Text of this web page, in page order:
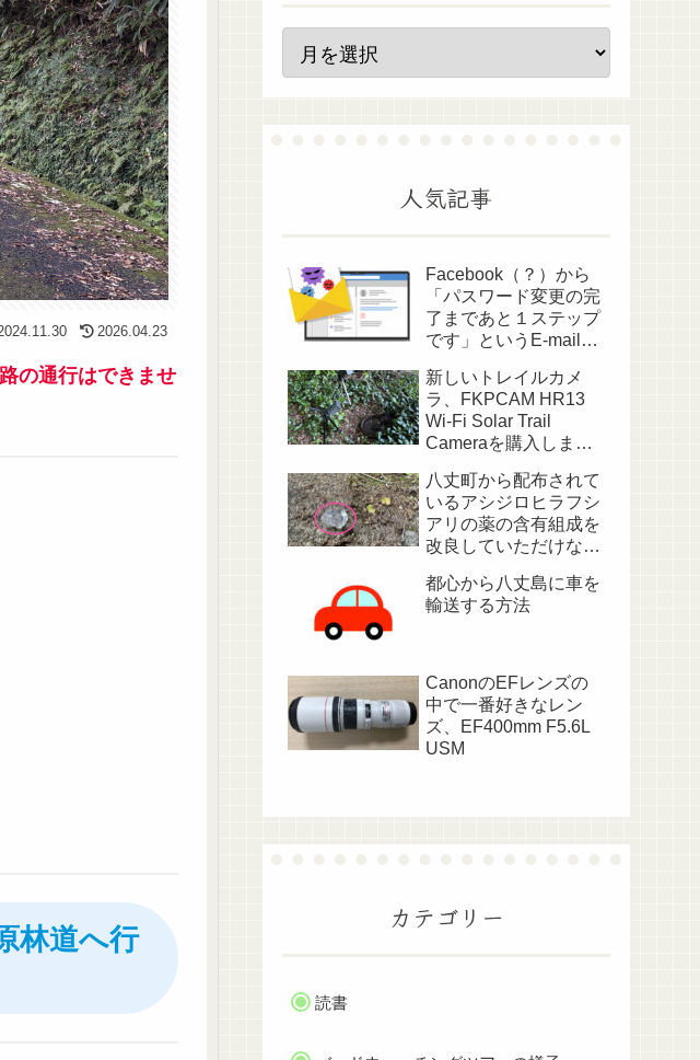
2026.04.23
の通行はできませ
林道へ行
人気記事
Facebook（？）から
「パスワード変更の完
了まであと１ステップ
です」というE-mailが
新しいトレイルカメ
ラ、FKPCAM HR13
Wi-Fi Solar Trail
Cameraを購入しまし
八丈町から配布されて
いるアシジロヒラフシ
アリの薬の含有組成を
改良していただけない
都心から八丈島に車を
輸送する方法
CanonのEFレンズの
中で一番好きなレン
ズ、EF400mm F5.6L
USM
カテゴリー
読書